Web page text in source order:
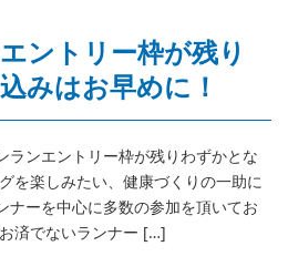
ントリー枠が残り
みはお早めに！
ランエントリー枠が残りわずかとな
を楽しみたい、健康づくりの一助に
ナーを中心に多数の参加を頂いてお
済でないランナー […]